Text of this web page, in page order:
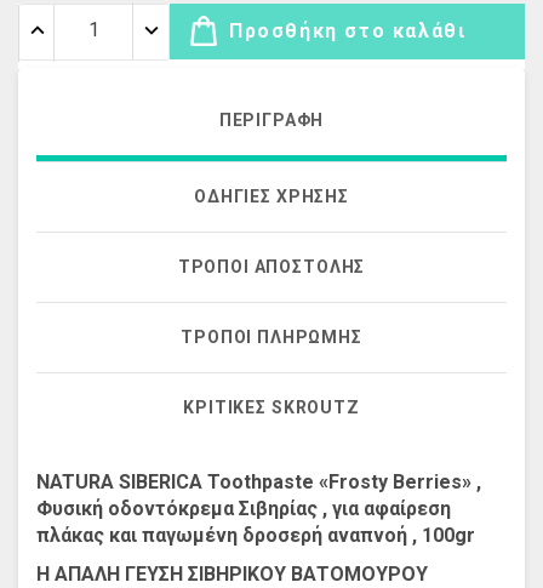
Προσθήκη στο καλάθι
ΠΕΡΙΓΡΑΦΉ
ΟΔΗΓΊΕΣ ΧΡΉΣΗΣ
ΤΡΌΠΟΙ ΑΠΟΣΤΟΛΉΣ
ΤΡΌΠΟΙ ΠΛΗΡΩΜΉΣ
ΚΡΙΤΙΚΈΣ SKROUTZ
NATURA SIBERICA Toothpaste «Frosty Berries» ,
Φυσική οδοντόκρεμα Σιβηρίας , για αφαίρεση
πλάκας και παγωμένη δροσερή αναπνοή , 100gr
Η ΑΠΑΛΗ ΓΕΥΣΗ ΣΙΒΗΡΙΚΟΥ ΒΑΤΟΜΟΥΡΟΥ